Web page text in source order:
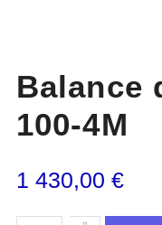
Balance
100-4M
1 430,00 €